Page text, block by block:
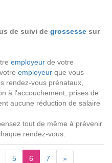
de suivi de grossesse sur
employeur de votre
employeur que vous
rendez-vous prénataux,
à l'accouchement, prises de
aucune réduction de salaire
tout de même à prévenir
rendez-vous.
5 6 7 »